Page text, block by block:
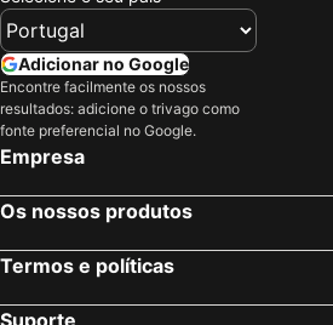
Praia da Comporta
Parque das Nações
Praia de Vieira
Ofir
Praia de Quiaios
Pavilhão Atlântico
Passeio Marítimo de Algés
Praias de Santa Cruz
Adicionar no Google
Encontre facilmente os nossos
resultados: adicione o trivago como
fonte preferencial no Google.
Empresa
Os nossos produtos
Termos e políticas
Suporte